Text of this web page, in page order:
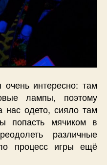
интересно: там
лампы, поэтому
нас одето, сияло там
попасть мячиком в
различные
процесс игры ещё